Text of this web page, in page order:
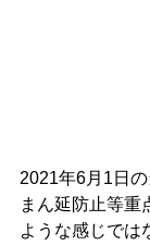
2021年6月1日
まん延防止等重
ような感じでは